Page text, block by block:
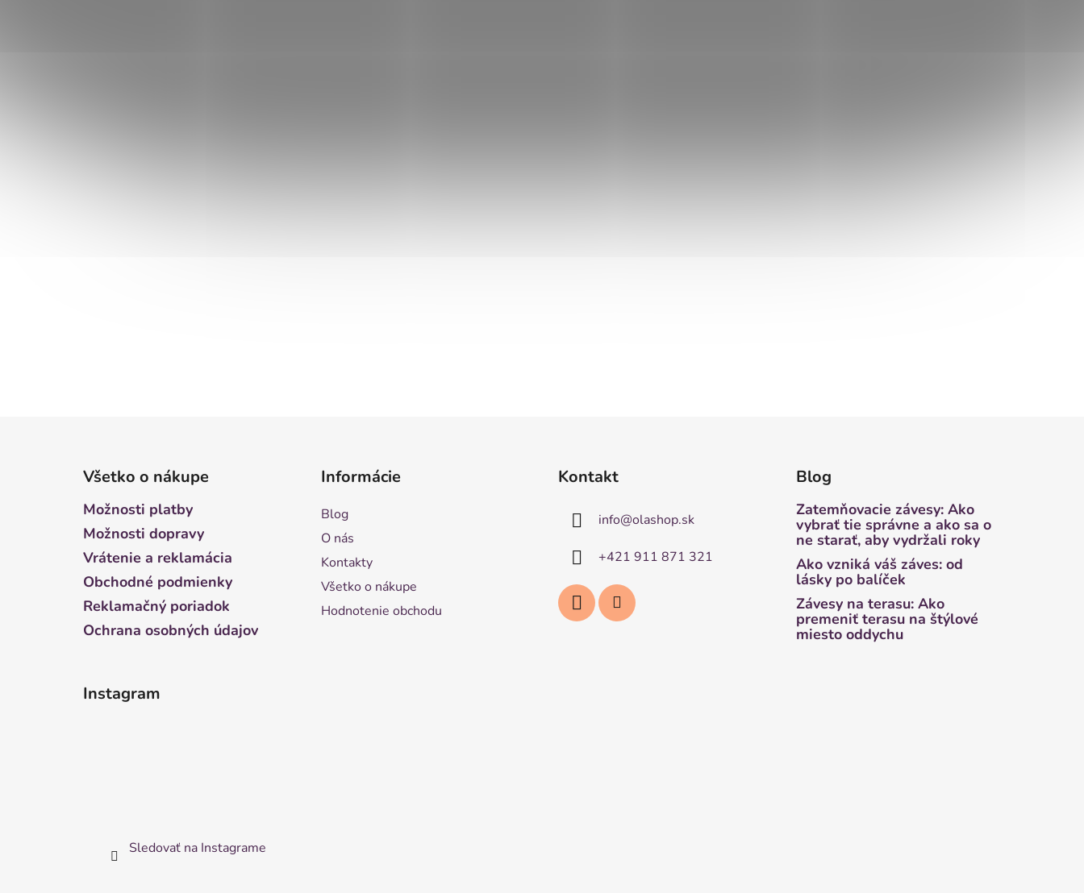
Všetko o nákupe
Možnosti platby
Možnosti dopravy
Vrátenie a reklamácia
Obchodné podmienky
Reklamačný poriadok
Ochrana osobných údajov
Informácie
Blog
O nás
Kontakty
Všetko o nákupe
Hodnotenie obchodu
Kontakt
info@olashop.sk
+421 911 871 321
Blog
Zatemňovacie závesy: Ako
vybrať tie správne a ako sa o
ne starať, aby vydržali roky
Ako vzniká váš záves: od
lásky po balíček
Závesy na terasu: Ako
premeniť terasu na štýlové
miesto oddychu
Instagram
Sledovať na Instagrame